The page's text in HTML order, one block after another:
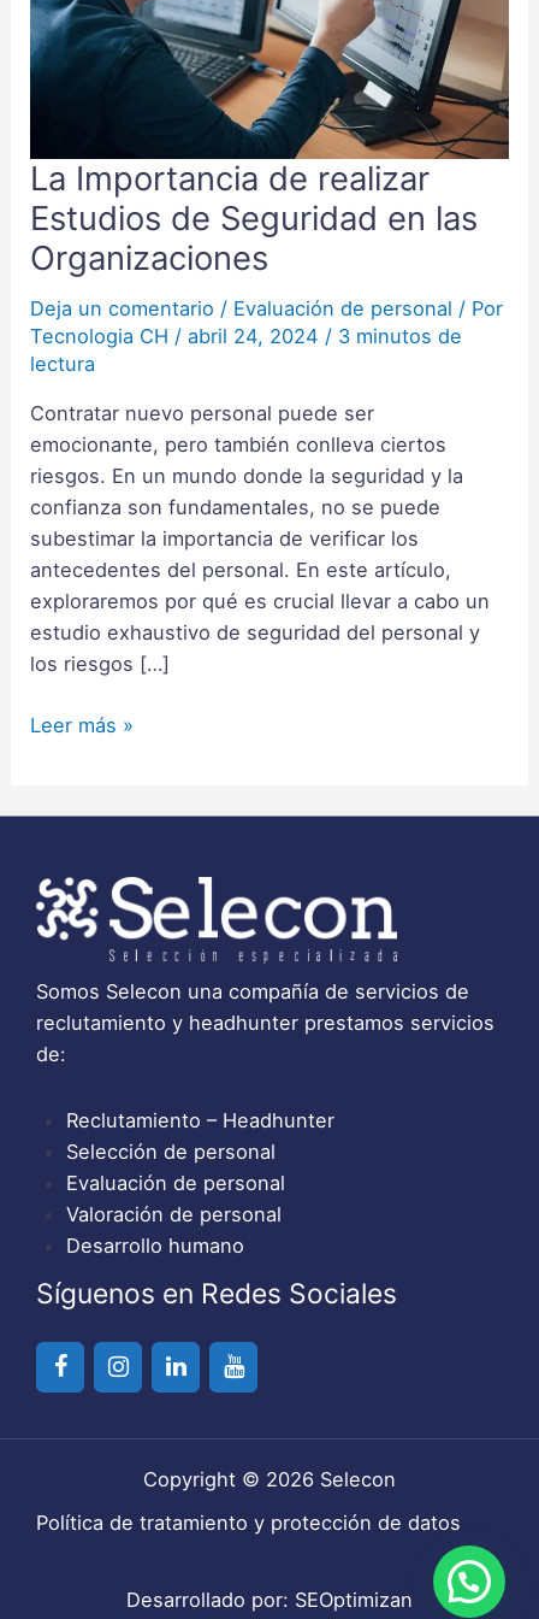
La Importancia de realizar
Estudios de Seguridad en las
Organizaciones
Deja un comentario / Evaluación de personal / Por
Tecnologia CH /abril 24, 2024 / 3 minutos de
lectura
Contratar nuevo personal puede ser
emocionante, pero también conlleva ciertos
riesgos. En un mundo donde la seguridad y la
confianza son fundamentales, no se puede
subestimar la importancia de verificar los
antecedentes del personal. En este artículo,
exploraremos por qué es crucial llevar a cabo un
estudio exhaustivo de seguridad del personal y
los riesgos […]
La
Importancia
de
realizar
Estudios
de
Seguridad
las
Organizaciones
Leer más »
Somos Selecon una compañía de servicios de
reclutamiento y headhunter prestamos servicios
de:
Reclutamiento – Headhunter
Selección de personal
Evaluación de personal
Valoración de personal
Desarrollo humano
Síguenos en Redes Sociales
Copyright © 2026 Selecon
Política de tratamiento y protección de datos
Desarrollado por: SEOptimizan